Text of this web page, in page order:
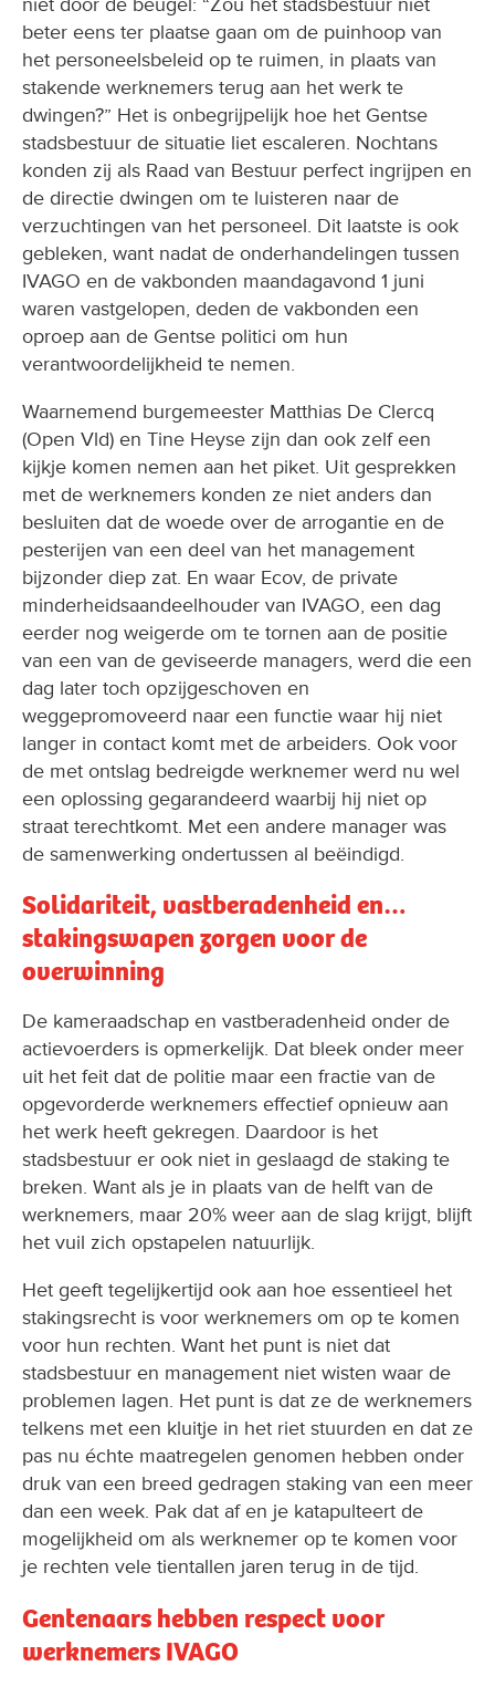
beter eens ter plaatse gaan om de puinhoop van
het personeelsbeleid op te ruimen, in plaats van
stakende werknemers terug aan het werk te
dwingen?” Het is onbegrijpelijk hoe het Gentse
stadsbestuur de situatie liet escaleren. Nochtans
konden zij als Raad van Bestuur perfect ingrijpen en
de directie dwingen om te luisteren naar de
verzuchtingen van het personeel. Dit laatste is ook
gebleken, want nadat de onderhandelingen tussen
IVAGO en de vakbonden maandagavond 1 juni
waren vastgelopen, deden de vakbonden een
oproep aan de Gentse politici om hun
verantwoordelijkheid te nemen.
Waarnemend burgemeester Matthias De Clercq
(Open Vld) en Tine Heyse zijn dan ook zelf een
kijkje komen nemen aan het piket. Uit gesprekken
met de werknemers konden ze niet anders dan
besluiten dat de woede over de arrogantie en de
pesterijen van een deel van het management
bijzonder diep zat. En waar Ecov, de private
minderheidsaandeelhouder van IVAGO, een dag
eerder nog weigerde om te tornen aan de positie
van een van de geviseerde managers, werd die een
dag later toch opzijgeschoven en
weggepromoveerd naar een functie waar hij niet
langer in contact komt met de arbeiders. Ook voor
de met ontslag bedreigde werknemer werd nu wel
een oplossing gegarandeerd waarbij hij niet op
straat terechtkomt. Met een andere manager was
de samenwerking ondertussen al beëindigd.
Solidariteit, vastberadenheid en…
stakingswapen zorgen voor de
overwinning
De kameraadschap en vastberadenheid onder de
actievoerders is opmerkelijk. Dat bleek onder meer
uit het feit dat de politie maar een fractie van de
opgevorderde werknemers effectief opnieuw aan
het werk heeft gekregen. Daardoor is het
stadsbestuur er ook niet in geslaagd de staking te
breken. Want als je in plaats van de helft van de
werknemers, maar 20% weer aan de slag krijgt, blijft
het vuil zich opstapelen natuurlijk.
Het geeft tegelijkertijd ook aan hoe essentieel het
stakingsrecht is voor werknemers om op te komen
voor hun rechten. Want het punt is niet dat
stadsbestuur en management niet wisten waar de
problemen lagen. Het punt is dat ze de werknemers
telkens met een kluitje in het riet stuurden en dat ze
pas nu échte maatregelen genomen hebben onder
druk van een breed gedragen staking van een meer
dan een week. Pak dat af en je katapulteert de
mogelijkheid om als werknemer op te komen voor
je rechten vele tientallen jaren terug in de tijd.
Gentenaars hebben respect voor
werknemers IVAGO